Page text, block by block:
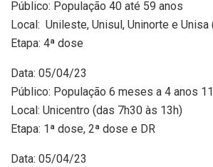
Público: População 40 até 59 anos
Local: Unileste, Unisul, Uninorte e Unisa
Etapa: 4ª dose
Data: 05/04/23
Público: População 6 meses a 4 anos
Local: Unicentro (das 7h30 às 13h)
Etapa: 1ª dose, 2ª dose e DR
Data: 05/04/23